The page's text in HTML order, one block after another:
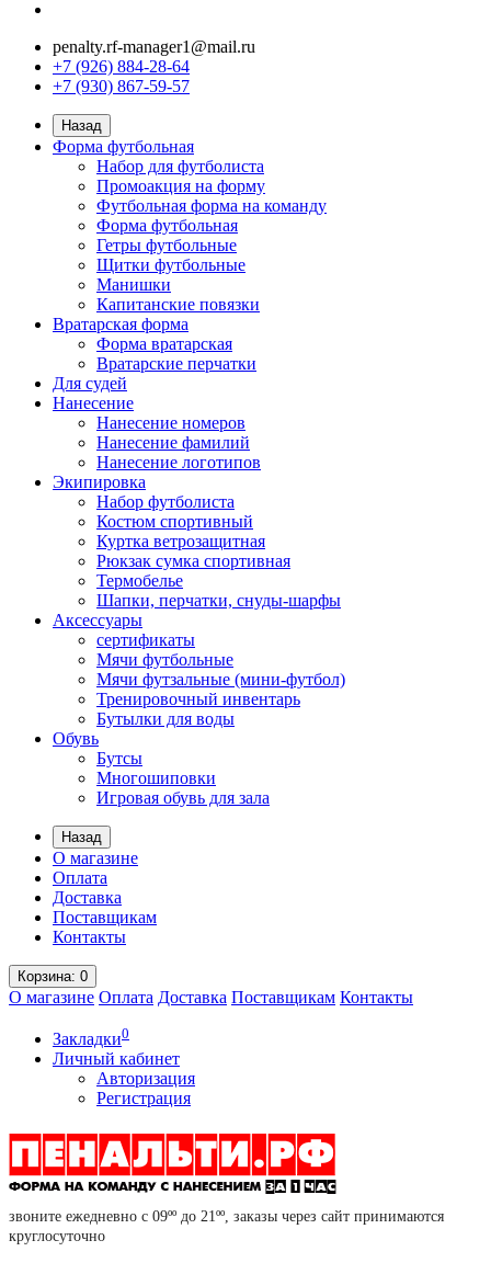
penalty.rf-manager1@mail.ru
+7 (926) 884-28-64
+7 (930) 867-59-57
Назад
Форма футбольная
Набор для футболиста
Промоакция на форму
Футбольная форма на команду
Форма футбольная
Гетры футбольные
Щитки футбольные
Манишки
Капитанские повязки
Вратарская форма
Форма вратарская
Вратарские перчатки
Для судей
Нанесение
Нанесение номеров
Нанесение фамилий
Нанесение логотипов
Экипировка
Набор футболиста
Костюм спортивный
Куртка ветрозащитная
Рюкзак сумка спортивная
Термобелье
Шапки, перчатки, снуды-шарфы
Аксессуары
сертификаты
Мячи футбольные
Мячи футзальные (мини-футбол)
Тренировочный инвентарь
Бутылки для воды
Обувь
Бутсы
Многошиповки
Игровая обувь для зала
Назад
О магазине
Оплата
Доставка
Поставщикам
Контакты
Корзина: 0
О магазине Оплата Доставка Поставщикам Контакты
Закладки0
Личный кабинет
Авторизация
Регистрация
звоните ежедневно с 09ºº до 21ºº, заказы через сайт принимаются
круглосуточно